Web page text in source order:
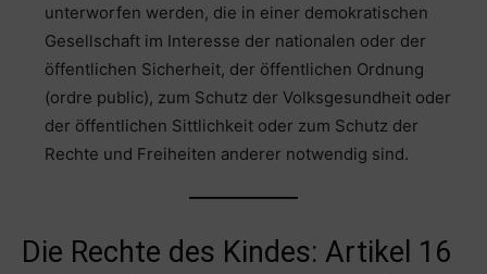
unterworfen werden, die in einer demokratischen
Gesellschaft im Interesse der nationalen oder der
öffentlichen Sicherheit, der öffentlichen Ordnung
(ordre public), zum Schutz der Volksgesundheit oder
der öffentlichen Sittlichkeit oder zum Schutz der
Rechte und Freiheiten anderer notwendig sind.
Die Rechte des Kindes: Artikel 16